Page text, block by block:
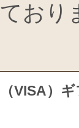
おり
VISA）